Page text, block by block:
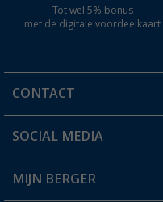
Tot wel 5% bonus
met de digitale voordeelkaart
CONTACT
Een vraag?
Winkel vinden
SOCIAL MEDIA
MIJN BERGER